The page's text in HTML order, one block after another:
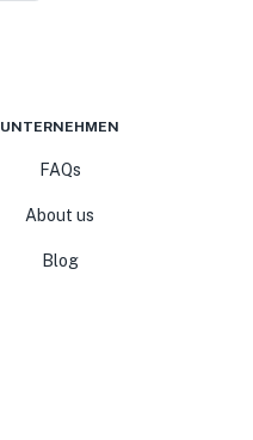
UNTERNEHMEN
FAQs
About us
Blog